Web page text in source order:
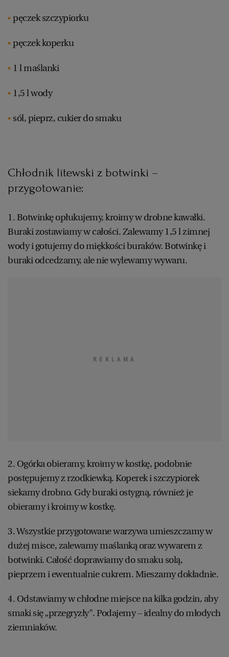
pęczek szczypiorku
pęczek koperku
1 l maślanki
1,5 l wody
sól, pieprz, cukier do smaku
Chłodnik litewski z botwinki –
przygotowanie:
1. Botwinkę opłukujemy, kroimy w drobne kawałki.
Buraki zostawiamy w całości. Zalewamy 1,5 l zimnej
wody i gotujemy do miękkości buraków. Botwinkę i
buraki odcedzamy, ale nie wylewamy wywaru.
2. Ogórka obieramy, kroimy w kostkę, podobnie
postępujemy z rzodkiewką. Koperek i szczypiorek
siekamy drobno. Gdy buraki ostygną, również je
obieramy i kroimy w kostkę.
3. Wszystkie przygotowane warzywa umieszczamy w
dużej misce, zalewamy maślanką oraz wywarem z
botwinki. Całość doprawiamy do smaku solą,
pieprzem i ewentualnie cukrem. Mieszamy dokładnie.
4. Odstawiamy w chłodne miejsce na kilka godzin, aby
smaki się „przegryzły". Podajemy – idealny do młodych
ziemniaków.